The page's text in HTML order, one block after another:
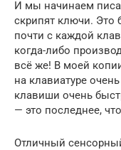
И мы начинаем
скрипят ключи. Это
почти с каждой
когда-либо
всё же! В моей
на клавиатуре
клавиши очень
— это последнее,
Отличный